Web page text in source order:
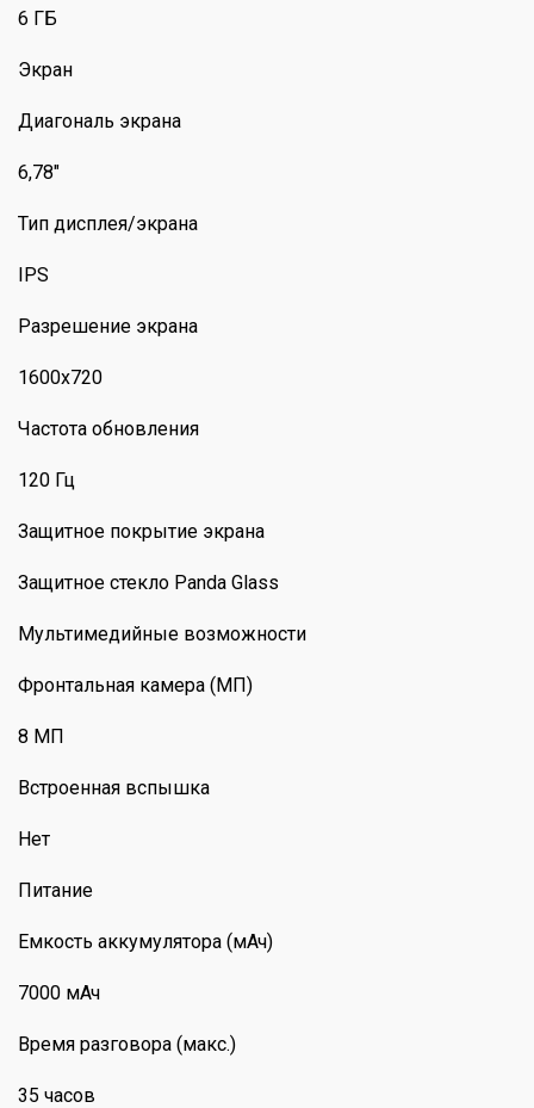
6 ГБ
Экран
Диагональ экрана
6,78"
Тип дисплея/экрана
IPS
Разрешение экрана
1600x720
Частота обновления
120 Гц
Защитное покрытие экрана
Защитное стекло Panda Glass
Мультимедийные возможности
Фронтальная камера (МП)
8 МП
Встроенная вспышка
Нет
Питание
Емкость аккумулятора (мАч)
7000 мАч
Время разговора (макс.)
35 часов